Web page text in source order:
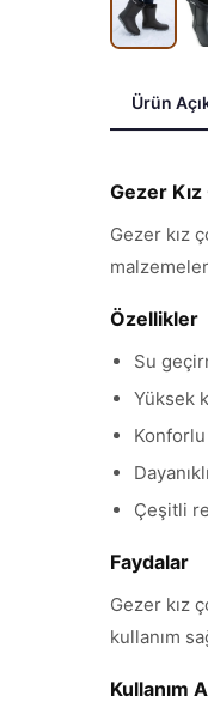
Ürün
Gezer
Gezer kız
Özellikler
Su
Yüksek
Konforlu
Çeşitli
Faydalar
Gezer kız
kullanım
Kullanım